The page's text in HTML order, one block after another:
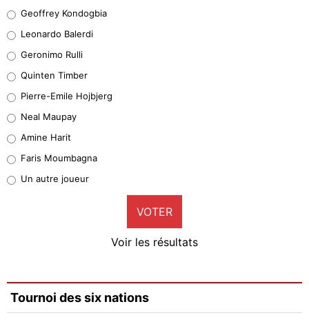
38%
32%
5%
1%
9%
Faris Moumbagna
5%
Geoffrey Kondogbia
Leonardo Balerdi
Geronimo Rulli
Quinten Timber
Pierre-Emile Hojbjerg
Neal Maupay
Amine Harit
Faris Moumbagna
Un autre joueur
VOTER
Voir les résultats
Tournoi des six nations